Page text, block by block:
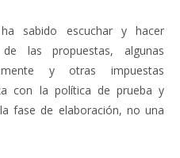
sabido escuchar y hacer
las propuestas, algunas
y otras impuestas
con la política de prueba y
fase de elaboración, no una